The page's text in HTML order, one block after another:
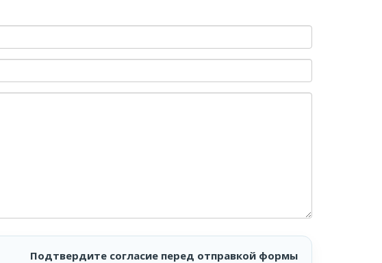
Подтвердите согласие перед отправкой формы